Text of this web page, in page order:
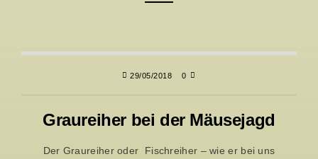
29/05/2018 0
Graureiher bei der Mäusejagd
Der Graureiher oder Fischreiher – wie er bei uns